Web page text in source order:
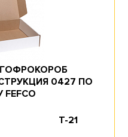
0427 ПО
Т-21